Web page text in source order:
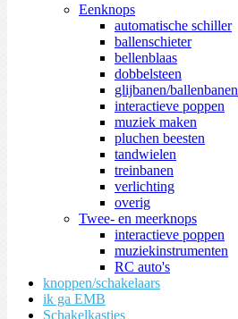
Eenknops
automatische schiller
ballenschieter
bellenblaas
dobbelsteen
glijbanen/ballenbanen
interactieve poppen
muziek maken
pluchen beesten
tandwielen
treinbanen
verlichting
overig
Twee- en meerknops
interactieve poppen
muziekinstrumenten
RC auto's
knoppen/schakelaars
ik ga EMB
Schakelkastjes